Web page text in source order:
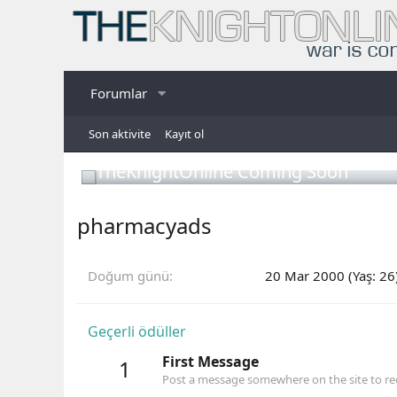
Forumlar
Son aktivite Kayıt ol
TheKnightOnline Coming Soon
pharmacyads
Doğum günü 20 Mar 2000 (Yaş:
Geçerli ödüller
1 First Message
Post a message somewhere on the site to